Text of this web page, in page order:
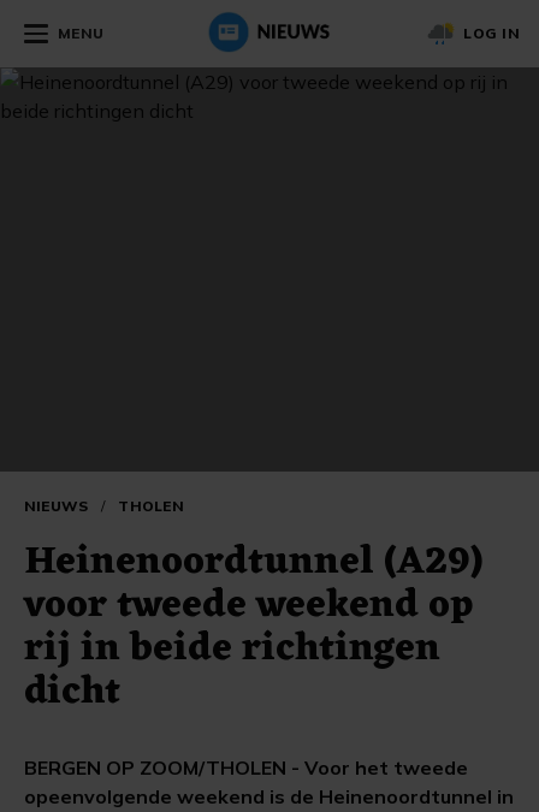
MENU LOG IN
NIEUWS / THOLEN
Heinenoordtunnel (A29)
voor tweede weekend op
rij in beide richtingen
dicht
BERGEN OP ZOOM/THOLEN - Voor het tweede
opeenvolgende weekend is de Heinenoordtunnel in